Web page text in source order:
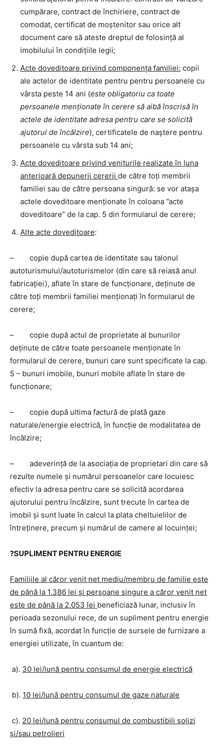
cumpărare, contract de închiriere, contract de
comodat, certificat de moştenitor sau orice alt
document care să ateste dreptul de folosinţă al
imobilului în condiţiile legii;
Acte doveditoare privind componenţa familiei: copii
ale actelor de identitate pentru pentru persoanele cu
vârsta peste 14 ani (este obligatoriu ca toate
persoanele menţionate în cerere să aibă înscrisă în
actele de identitate adresa pentru care se solicită
ajutorul de încălzire), certificatele de naştere pentru
persoanele cu vârsta sub 14 ani;
Acte doveditoare privind veniturile realizate în luna
anterioară depunerii cererii de către toţi membrii
familiei sau de către persoana singură: se vor ataşa
actele doveditoare menţionate în coloana ”acte
doveditoare” de la cap. 5 din formularul de cerere;
Alte acte doveditoare:
– copie după cartea de identitate sau talonul
autoturismului/autoturismelor (din care să reiasă anul
fabricaţiei), aflate în stare de funcţionare, deţinute de
către toţi membrii familiei menţionaţi în formularul de
cerere;
– copie după actul de proprietate al bunurilor
deţinute de către toate persoanele menţionate în
formularul de cerere, bunuri care sunt specificate la cap.
5 – bunuri imobile, bunuri mobile aflate în stare de
funcţionare;
– copie după ultima factură de plată gaze
naturale/energie electrică, în funcţie de modalitatea de
încălzire;
– adeverinţă de la asociaţia de proprietari din care să
rezulte numele şi numărul persoanelor care locuiesc
efectiv la adresa pentru care se solicită acordarea
ajutorului pentru încălzire, sunt trecute în cartea de
imobil şi sunt luate în calcul la plata cheltuielilor de
întreţinere, precum şi numărul de camere al locuinţei;
?SUPLIMENT PENTRU ENERGIE
Familiile al căror venit net mediu/membru de familie este
de până la 1.386 lei şi persoane singure a căror venit net
este de până la 2.053 lei beneficiază lunar, inclusiv în
perioada sezonului rece, de un supliment pentru energie
în sumă fixă, acordat în funcţie de sursele de furnizare a
energiei utilizate, în cuantum de:
a). 30 lei/lună pentru consumul de energie electrică
b). 10 lei/lună pentru consumul de gaze naturale
c). 20 lei/lună pentru consumul de combustibili solizi
şi/sau petrolieri